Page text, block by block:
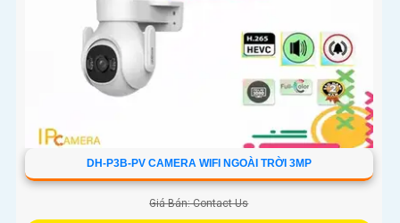
DH-P3B-PV CAMERA WIFI NGOÀI TRỜI 3MP
Giá Bán: Contact Us